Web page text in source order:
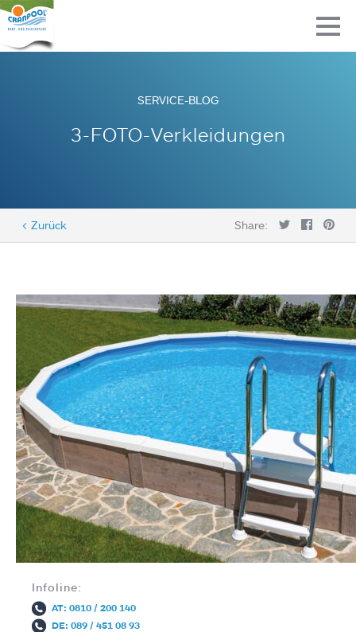
SERVICE-BLOG
3-FOTO-Verkleidungen
< Zurück Share:
Infoline:
AT: 0810 / 200 140
DE: 089 / 451 08 93